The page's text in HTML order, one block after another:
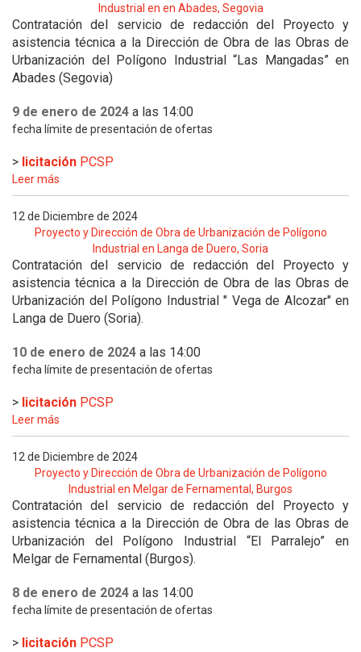
Industrial en en Abades, Segovia
Contratación del servicio de redacción del Proyecto y
asistencia técnica a la Dirección de Obra de las Obras de
Urbanización del Polígono Industrial “Las Mangadas” en
Abades (Segovia)
9 de enero de 2024 a las 14:00
fecha límite de presentación de ofertas
> licitación PCSP
Leer más
12 de Diciembre de 2024
Proyecto y Dirección de Obra de Urbanización de Polígono
Industrial en Langa de Duero, Soria
Contratación del servicio de redacción del Proyecto y
asistencia técnica a la Dirección de Obra de las Obras de
Urbanización del Polígono Industrial " Vega de Alcozar" en
Langa de Duero (Soria).
10 de enero de 2024 a las 14:00
fecha límite de presentación de ofertas
> licitación PCSP
Leer más
12 de Diciembre de 2024
Proyecto y Dirección de Obra de Urbanización de Polígono
Industrial en Melgar de Fernamental, Burgos
Contratación del servicio de redacción del Proyecto y
asistencia técnica a la Dirección de Obra de las Obras de
Urbanización del Polígono Industrial “El Parralejo” en
Melgar de Fernamental (Burgos).
8 de enero de 2024 a las 14:00
fecha límite de presentación de ofertas
> licitación PCSP